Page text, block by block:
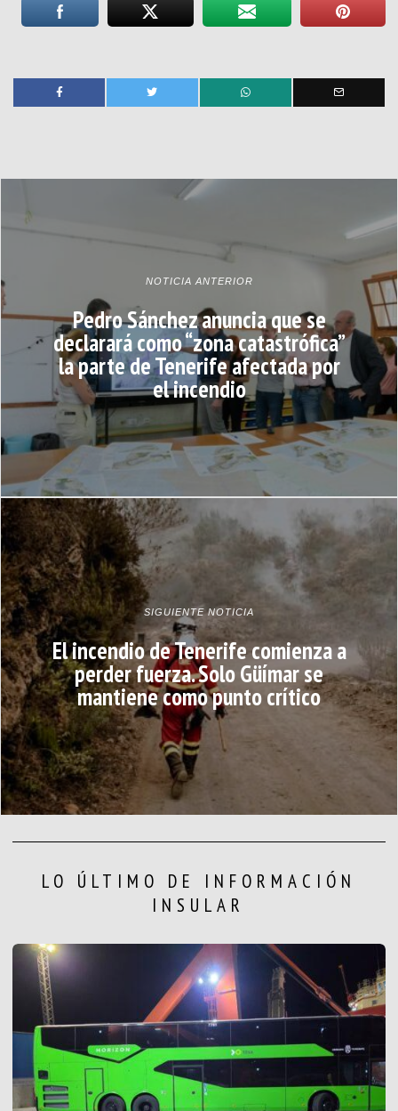
NOTICIA ANTERIOR
Pedro Sánchez anuncia que se
declarará como “zona catastrófica”
la parte de Tenerife afectada por
el incendio
SIGUIENTE NOTICIA
El incendio de Tenerife comienza a
perder fuerza. Solo Güímar se
mantiene como punto crítico
LO ÚLTIMO DE INFORMACIÓN
INSULAR